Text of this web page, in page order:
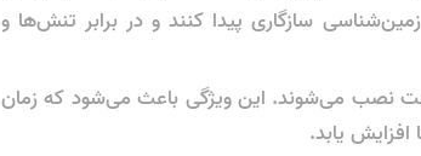
سازگاری پیدا کنند و در برابر تنش‌ها و
نصب می‌شوند. این ویژگی باعث می‌شود که زمان
یابد.